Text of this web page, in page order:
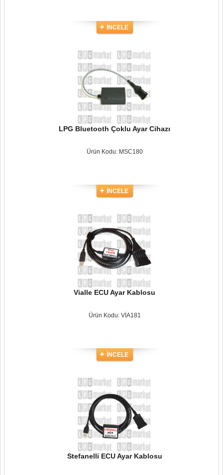
İNCELE
LPG Bluetooth Çoklu Ayar Cihazı
Ürün Kodu: MSC180
İNCELE
Vialle ECU Ayar Kablosu
Ürün Kodu: VİA181
İNCELE
Stefanelli ECU Ayar Kablosu